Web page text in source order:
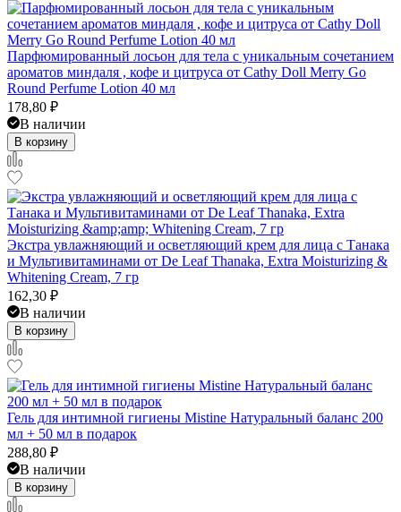
Парфюмированный лосьон для тела с уникальным сочетанием
ароматов миндаля , кофе и цитруса от Cathy Doll Merry Go
Round Perfume Lotion 40 мл
178,80 ₽
В наличии
В корзину
Экстра увлажняющий и осветляющий крем для лица с Танака
и Мультивитаминами от De Leaf Thanaka, Extra Moisturizing &
Whitening Cream, 7 гр
162,30 ₽
В наличии
В корзину
Гель для интимной гигиены Mistine Натуральный баланс 200
мл + 50 мл в подарок
288,80 ₽
В наличии
В корзину